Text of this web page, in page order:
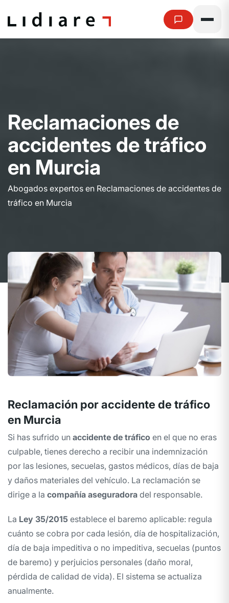
Reclamaciones de
accidentes detráfico
en Murcia
Abogados expertos en Reclamaciones de accidentes de
tráfico en Murcia
Reclamación por accidente de tráfico
en Murcia
Si has sufrido un accidente de tráfico en el que no eras
culpable, tienes derecho a recibir una indemnización
por las lesiones, secuelas, gastos médicos, días de baja
y daños materiales del vehículo. La reclamación se
dirige a la compañía aseguradora del responsable.
La Ley 35/2015 establece el baremo aplicable: regula
cuánto se cobra por cada lesión, día de hospitalización,
día de baja impeditiva o no impeditiva, secuelas (puntos
de baremo) y perjuicios personales (daño moral,
pérdida de calidad de vida). El sistema se actualiza
anualmente.